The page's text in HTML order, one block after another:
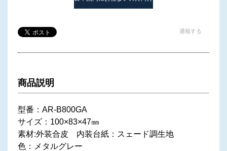
通報する
商品説明
型番：AR-B800GA
サイズ：100×83×47㎜
素材:外装合皮 内装台紙：スェード調生地
色：メタルグレー